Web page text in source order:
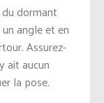
dormant
angle et en
Assurez-
ait aucun
la pose.